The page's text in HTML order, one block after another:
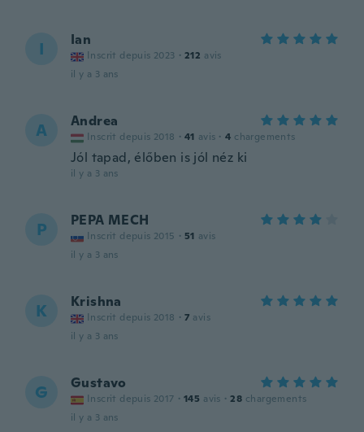
I Ian
Inscrit depuis 2023 · 212 avis
il y a 3 ans
A Andrea
Inscrit depuis 2018 · 41 avis · 4 chargements
Jól tapad, élőben is jól néz ki
il y a 3 ans
P PEPA MECH
Inscrit depuis 2015 · 51 avis
il y a 3 ans
K Krishna
Inscrit depuis 2018 · 7 avis
il y a 3 ans
G Gustavo
Inscrit depuis 2017 · 145 avis · 28 chargements
il y a 3 ans